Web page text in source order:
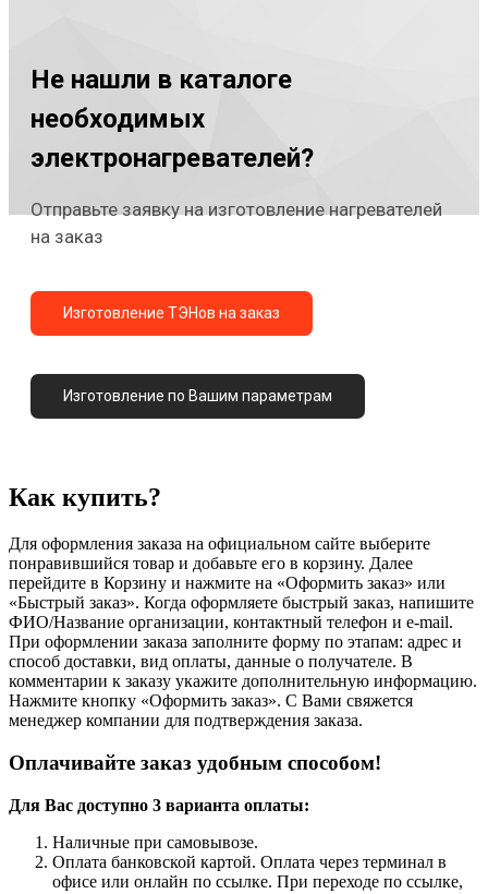
Не нашли в каталоге
необходимых
электронагревателей?
Отправьте заявку на изготовление нагревателей
на заказ
Изготовление ТЭНов на заказ
Изготовление по Вашим параметрам
Как купить?
Для оформления заказа на официальном сайте выберите
понравившийся товар и добавьте его в корзину. Далее
перейдите в Корзину и нажмите на «Оформить заказ» или
«Быстрый заказ». Когда оформляете быстрый заказ, напишите
ФИО/Название организации, контактный телефон и e-mail.
При оформлении заказа заполните форму по этапам: адрес и
способ доставки, вид оплаты, данные о получателе. В
комментарии к заказу укажите дополнительную информацию.
Нажмите кнопку «Оформить заказ». С Вами свяжется
менеджер компании для подтверждения заказа.
Оплачивайте заказ удобным способом!
Для Вас доступно 3 варианта оплаты:
Наличные при самовывозе.
Оплата банковской картой. Оплата через терминал в
офисе или онлайн по ссылке. При переходе по ссылке,